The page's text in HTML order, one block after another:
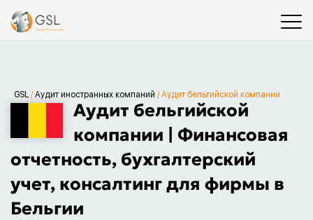
GSL /Аудит иностранных компаний /Аудит бельгийской компании
Аудит бельгийской
компании | Финансовая
отчетность, бухгалтерский
учет, консалтинг для фирмы в
Бельгии